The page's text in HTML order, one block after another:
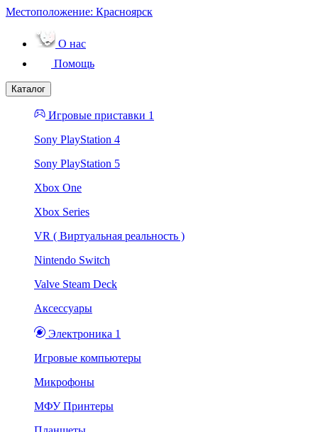
Местоположение: Красноярск
О нас
Помощь
Каталог
Игровые приставки 1
Sony PlayStation 4
Sony PlayStation 5
Xbox One
Xbox Series
VR ( Виртуальная реальность )
Nintendo Switch
Valve Steam Deck
Аксессуары
Электроника 1
Игровые компьютеры
Микрофоны
МФУ Принтеры